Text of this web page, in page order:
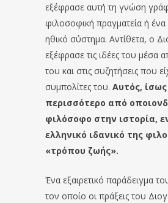
εξέφρασε αυτή τη γνώση
φιλοσοφική πραγματεία ή ένα
ηθικό σύστημα. Αντίθετα, ο
εξέφρασε τις ιδέες του μέσα
του και στις συζητήσεις που
συμπολίτες του. Αυτός, ίσως
περισσότερο από
φιλόσοφο στην ιστορία,
ελληνικό ιδανικό της
«τρόπου ζωής».
Ένα εξαιρετικό παράδειγμα
τον οποίο οι πράξεις του